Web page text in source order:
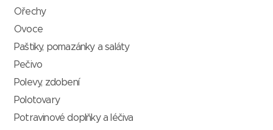
Ořechy
Ovoce
Paštiky, pomazánky a saláty
Pečivo
Polevy, zdobení
Polotovary
Potravinové doplňky a léčiva